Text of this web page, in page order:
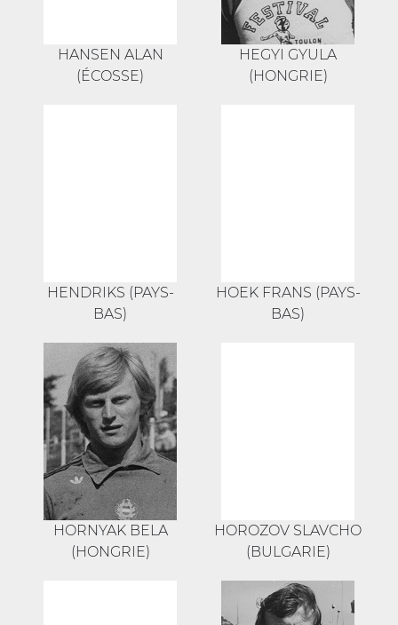
HANSEN ALAN
(ÉCOSSE)
HEGYI GYULA
(HONGRIE)
HENDRIKS (PAYS-
BAS)
HOEK FRANS (PAYS-
BAS)
HORNYAK BELA
(HONGRIE)
HOROZOV SLAVCHO
(BULGARIE)